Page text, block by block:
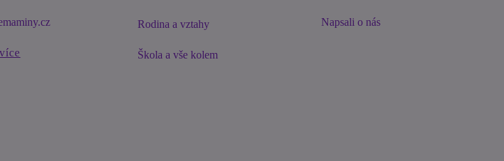
Rodina a vztahy
Škola a vše kolem
Napsali o nás